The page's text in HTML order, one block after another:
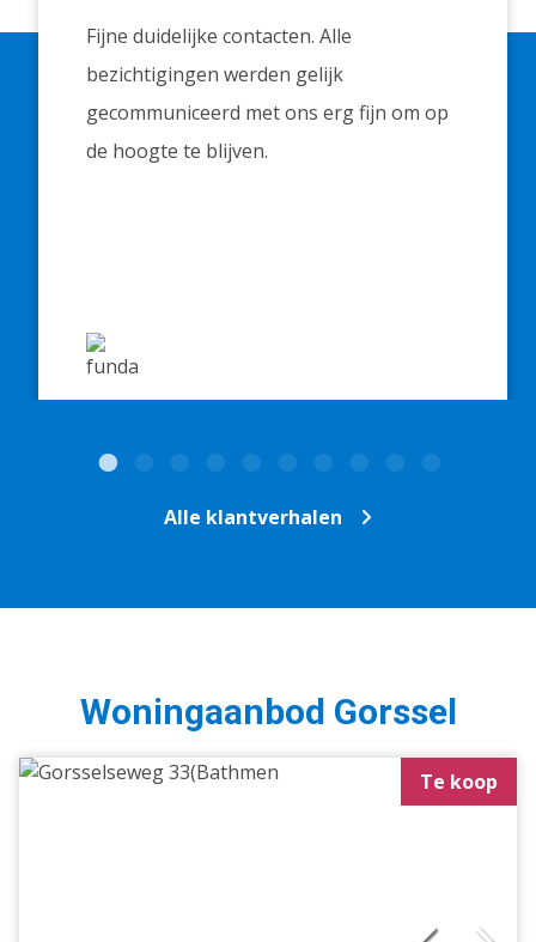
Fijne duidelijke contacten. Alle
bezichtigingen werden gelijk
gecommuniceerd met ons erg fijn om op
de hoogte te blijven.
Alle klantverhalen
Woningaanbod Gorssel
Te koop